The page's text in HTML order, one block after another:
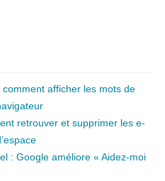
afficher les mots de
retrouver et supprimer les e-
: Google améliore « Aidez-moi